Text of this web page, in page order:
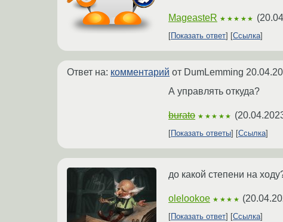
MageasteR ★★★★★ (
Показать ответ Ссылка
Ответ на: комментарий от DumLemming
А управлять откуда?
burato ★★★★★ (
Показать ответы
Ссылка
до какой степени на
olelookoe ★★★★ (
Показать ответ Ссылка